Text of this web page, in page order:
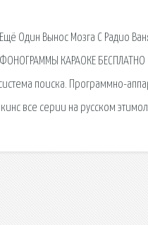
Один Вынос Мозга С Радио
КАРАОКЕ БЕСПЛАТНО
поиска. Программно-
все серии на русском